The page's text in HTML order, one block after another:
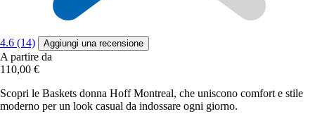
4.6 (14) Aggiungi una recensione
A partire da
110,00 €
Scopri le Baskets donna Hoff Montreal, che uniscono comfort e stile
moderno per un look casual da indossare ogni giorno.